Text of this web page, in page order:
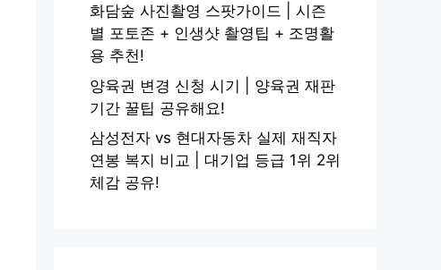
화담숲 사진촬영 스팟가이드 | 시즌
별 포토존 + 인생샷 촬영팁 + 조명활
용 추천!
양육권 변경 신청 시기 | 양육권 재판
기간 꿀팁 공유해요!
삼성전자 vs 현대자동차 실제 재직자
연봉 복지 비교 | 대기업 등급 1위 2위
체감 공유!